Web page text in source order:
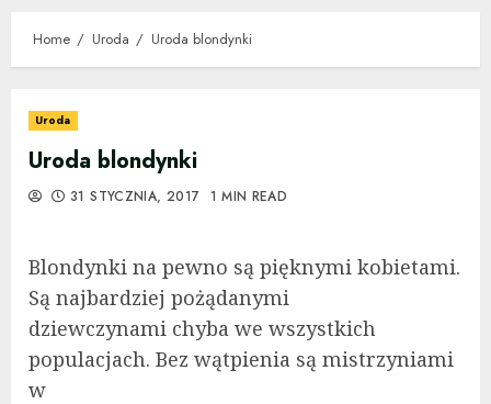
Home Uroda Uroda blondynki
Uroda
Uroda blondynki
31 STYCZNIA, 2017 1 MIN READ
Blondynki na pewno są pięknymi kobietami.
Są najbardziej pożądanymi
dziewczynami chyba we wszystkich
populacjach. Bez wątpienia są mistrzyniami
w